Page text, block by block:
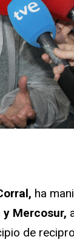
ha
Mercosur,
de